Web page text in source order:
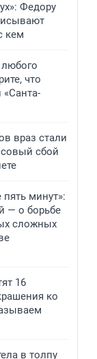
Федору
кем
что
«Санта-
враз стали
сбой
минут»:
— о борьбе
сложных
16
ко
в толпу